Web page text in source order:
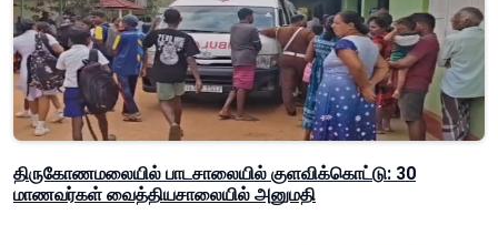
திருகோணமலையில் பாடசாலையில் குளவிக்கொட்டு: 30
மாணவர்கள் வைத்தியசாலையில் அனுமதி